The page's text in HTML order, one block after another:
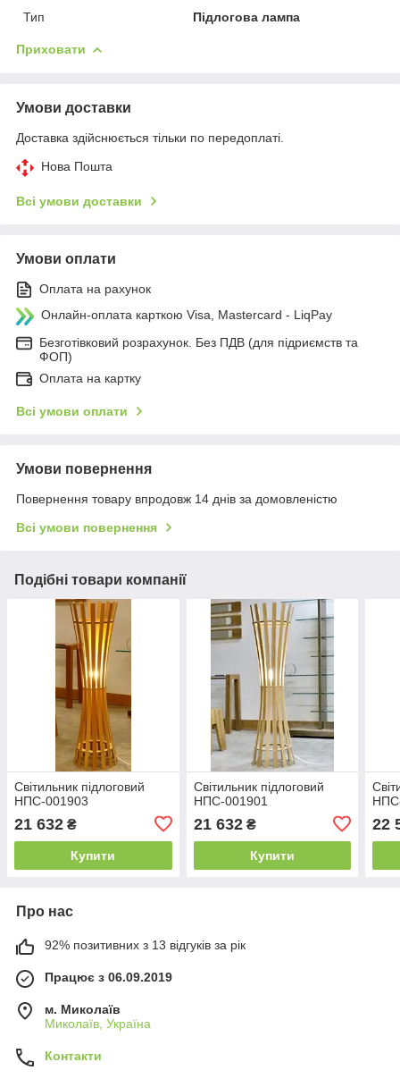
Тип
Підлогова лампа
Приховати
Умови доставки
Доставка здійснюється тільки по передоплаті.
Нова Пошта
Всі умови доставки
Умови оплати
Оплата на рахунок
Онлайн-оплата карткою Visa, Mastercard - LiqPay
Безготівковий розрахунок. Без ПДВ (для підриємств та
ФОП)
Оплата на картку
Всі умови оплати
Умови повернення
Повернення товару впродовж 14 днів за домовленістю
Всі умови повернення
Подібні товари компанії
Світильник підлоговий
НПС-001903
21 632 ₴
Купити
Світильник підлоговий
НПС-001901
21 632₴
Купити
22
Про нас
92% позитивних з 13 відгуків за рік
Працює з 06.09.2019
м. Миколаїв
Миколаїв, Україна
Контакти